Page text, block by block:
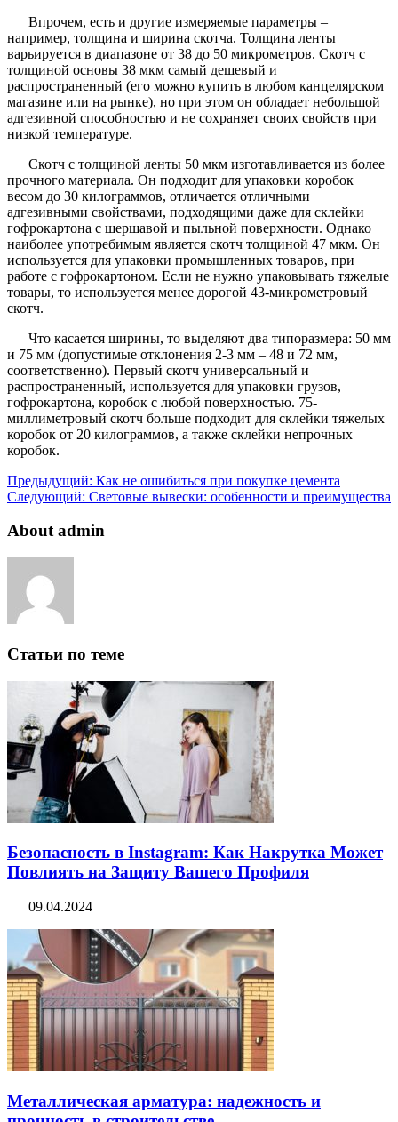
Впрочем, есть и другие измеряемые параметры –
например, толщина и ширина скотча. Толщина ленты
варьируется в диапазоне от 38 до 50 микрометров. Скотч с
толщиной основы 38 мкм самый дешевый и
распространенный (его можно купить в любом канцелярском
магазине или на рынке), но при этом он обладает небольшой
адгезивной способностью и не сохраняет своих свойств при
низкой температуре.
Скотч с толщиной ленты 50 мкм изготавливается из более
прочного материала. Он подходит для упаковки коробок
весом до 30 килограммов, отличается отличными
адгезивными свойствами, подходящими даже для склейки
гофрокартона с шершавой и пыльной поверхности. Однако
наиболее употребимым является скотч толщиной 47 мкм. Он
используется для упаковки промышленных товаров, при
работе с гофрокартоном. Если не нужно упаковывать тяжелые
товары, то используется менее дорогой 43-микрометровый
скотч.
Что касается ширины, то выделяют два типоразмера: 50 мм
и 75 мм (допустимые отклонения 2-3 мм – 48 и 72 мм,
соответственно). Первый скотч универсальный и
распространенный, используется для упаковки грузов,
гофрокартона, коробок с любой поверхностью. 75-
миллиметровый скотч больше подходит для склейки тяжелых
коробок от 20 килограммов, а также склейки непрочных
коробок.
Предыдущий: Как не ошибиться при покупке цемента
Следующий: Световые вывески: особенности и преимущества
About admin
Статьи по теме
Безопасность в Instagram: Как Накрутка Может
Повлиять на Защиту Вашего Профиля
09.04.2024
Металлическая арматура: надежность и